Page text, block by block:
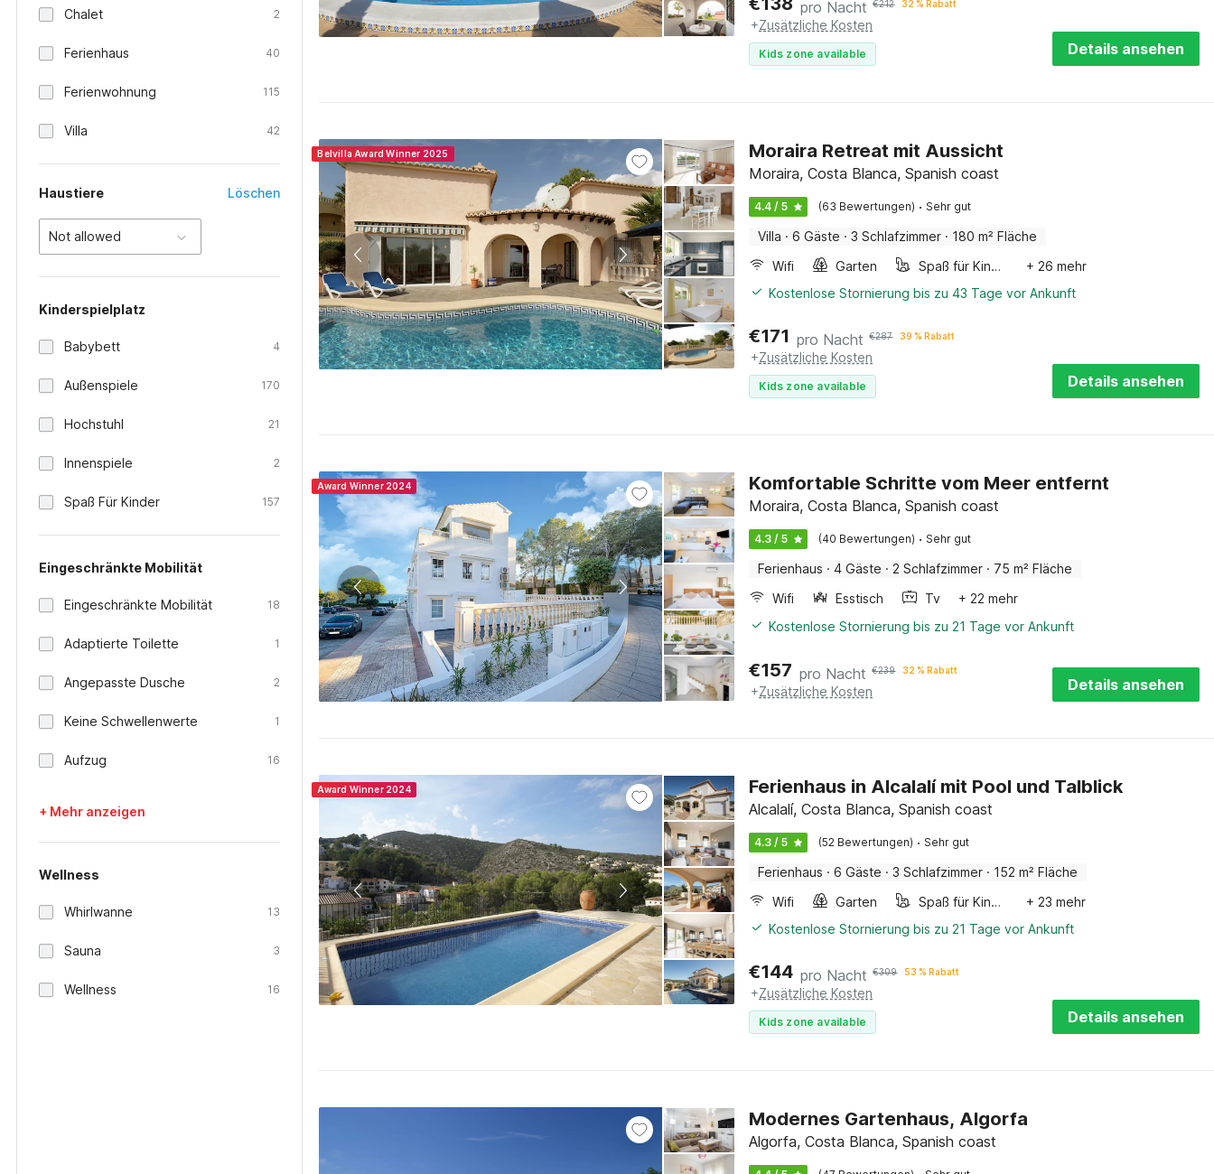
Chalet 2
Ferienhaus 40
Ferienwohnung 115
Villa 42
Haustiere Löschen
Not allowed
Kinderspielplatz
Babybett 4
Außenspiele 170
Hochstuhl 21
Innenspiele 2
Spaß Für Kinder 157
Eingeschränkte Mobilität
Eingeschränkte Mobilität 18
Adaptierte Toilette 1
Angepasste Dusche 2
Keine Schwellenwerte 1
Aufzug 16
+ Mehr anzeigen
Wellness
Whirlwanne 13
Sauna 3
Wellness 16
pro Nacht €212 32 % Rabatt
+Zusätzliche Kosten
Kids zone available Details ansehen
Belvilla Award Winner 2025 Moraira Retreat mit Aussicht
Moraira, Costa Blanca, Spanish coast
4.4 / 5 (63 Bewertungen) · Sehr gut
Villa · 6 Gäste · 3 Schlafzimmer · 180 m² Fläche
Wifi
Garten Spaß für Kinder
+ 26 mehr
Kostenlose Stornierung bis zu 43 Tage vor Ankunft
€171 pro Nacht €287 39 % Rabatt
+Zusätzliche Kosten
Kids zone available Details ansehen
Award Winner 2024 Komfortable Schritte vom Meer entfernt
Moraira, Costa Blanca, Spanish coast
4.3 / 5 (40 Bewertungen) · Sehr gut
Ferienhaus · 4 Gäste · 2 Schlafzimmer · 75 m² Fläche
Wifi
Esstisch Tv
+ 22 mehr
Kostenlose Stornierung bis zu 21 Tage vor Ankunft
€157 pro Nacht €239 32 % Rabatt
+Zusätzliche Kosten Details ansehen
Award Winner 2024 Ferienhaus in Alcalalí mit Pool und Talblick
Alcalalí, Costa Blanca, Spanish coast
4.3 / 5 (52 Bewertungen) · Sehr gut
Ferienhaus · 6 Gäste · 3 Schlafzimmer · 152 m² Fläche
Wifi
Garten Spaß für Kinder
+ 23 mehr
Kostenlose Stornierung bis zu 21 Tage vor Ankunft
€144 pro Nacht €309 53 % Rabatt
+Zusätzliche Kosten
Kids zone available Details ansehen
Modernes Gartenhaus, Algorfa
Algorfa, Costa Blanca, Spanish coast